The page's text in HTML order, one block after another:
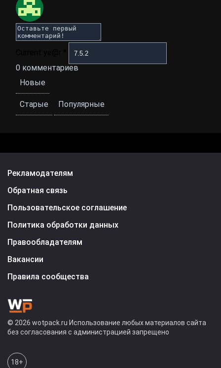
0 комментариев
Новые
Старые Популярные
Рекламодателям
Обратная связь
Пользовательское соглашение
Политика обработки данных
Правообладателям
Вакансии
Правила сообщества
© 2026 wotpack.ru Использование любых материалов сайта
без согласования с администрацией запрещено
18+